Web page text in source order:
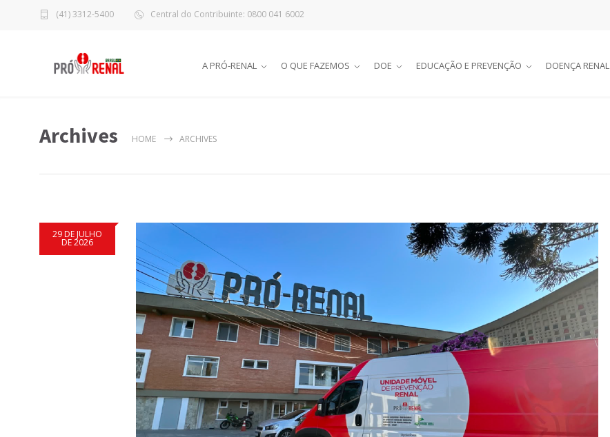
(41) 3312-5400 Central do Contribuinte: 0800 041 6002
A PRÓ-RENAL O QUE FAZEMOS DOE EDUCAÇÃO E PREVENÇÃO DOENÇA RENAL
Archives HOME ARCHIVES
29 DE JULHO
DE 2026